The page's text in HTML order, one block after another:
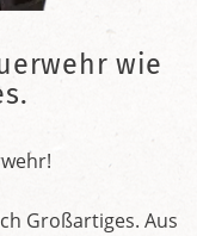
wie
Großartiges. Aus